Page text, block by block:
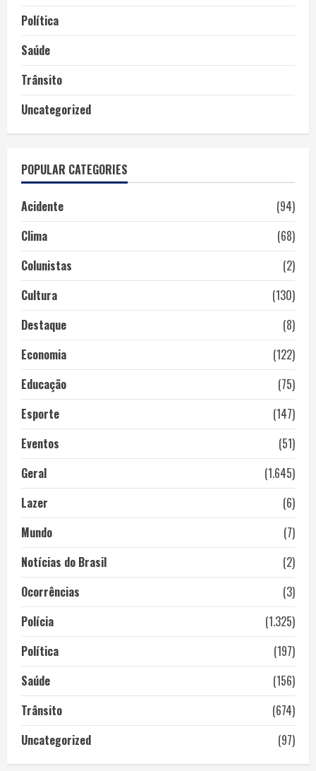
Política
Saúde
Trânsito
Uncategorized
POPULAR CATEGORIES
Acidente
(94)
Clima
(68)
Colunistas
(2)
Cultura
(130)
Destaque
(8)
Economia
(122)
Educação
(75)
Esporte
(147)
Eventos
(51)
Geral
(1.645)
Lazer
(6)
Mundo
(7)
Notícias do Brasil
(2)
Ocorrências
(3)
Polícia
(1.325)
Política
(197)
Saúde
(156)
Trânsito
(674)
Uncategorized
(97)